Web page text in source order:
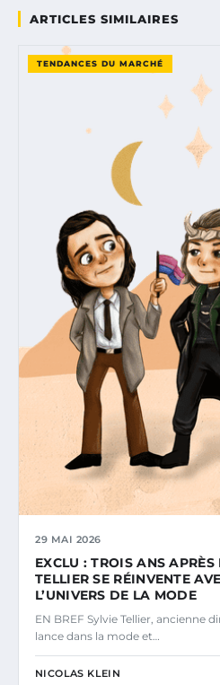
ARTICLES SIMILAIRES
TENDANCES DU MARCHÉ
29 MAI 2026
EXCLU : TROIS ANS
TELLIER SE RÉINVENTE
L’UNIVERS DE LA MODE
EN BREF Sylvie Tellier, ancienne
lance dans la mode et…
NICOLAS KLEIN